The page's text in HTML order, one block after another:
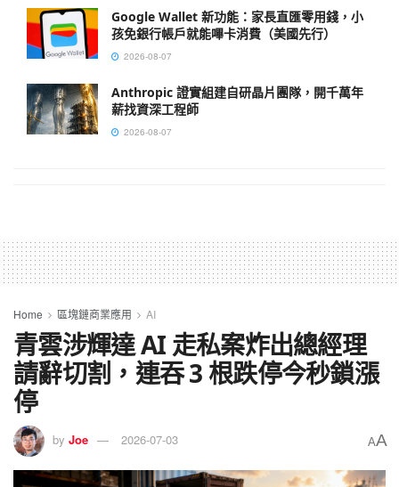
Google Wallet 新功能：家長直匯零用錢，小
孩免銀行帳戶就能嗶卡消費（美國先行）
2026-08-07
Anthropic 證實組建自研晶片團隊，開千萬年
薪找資深工程師
2026-08-07
Home 區塊鏈商業應用 AI
青雲涉輝達 AI 走私案炸出總經理
請辭切割，連吞 3 根跌停今秒鎖漲
停
by Joe 2026-07-03 AA